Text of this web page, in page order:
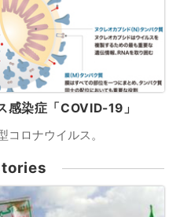
感染症「COVID-19」
ロナウイルス。